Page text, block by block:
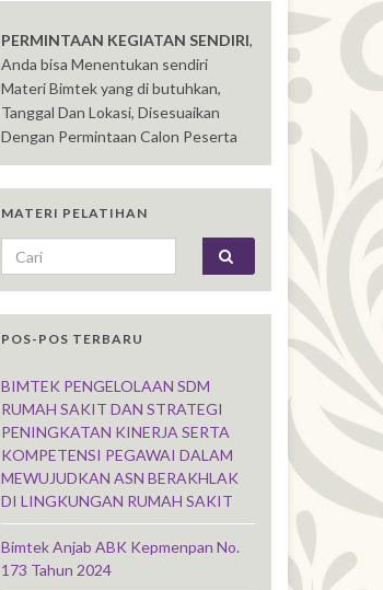
PERMINTAAN KEGIATAN SENDIRI,
Anda bisa Menentukan sendiri
Materi Bimtek yang di butuhkan,
Tanggal Dan Lokasi, Disesuaikan
Dengan Permintaan Calon Peserta
MATERI PELATIHAN
Search for:
POS-POS TERBARU
BIMTEK PENGELOLAAN SDM
RUMAH SAKIT DAN STRATEGI
PENINGKATAN KINERJA SERTA
KOMPETENSI PEGAWAI DALAM
MEWUJUDKAN ASN BERAKHLAK
DI LINGKUNGAN RUMAH SAKIT
Bimtek Anjab ABK Kepmenpan No.
173 Tahun 2024